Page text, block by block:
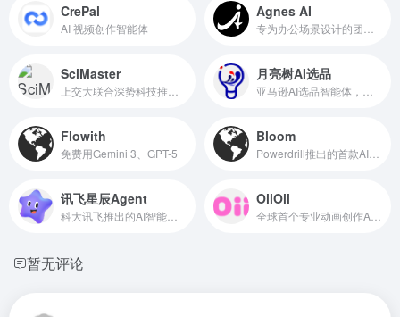
CrePal
AI 视频创作智能体
Agnes AI
SciMaster 月亮树AI选品
Flowith
免费用Gemini 3、GPT-5
Bloom
讯飞星辰Agent OiiOii
暂无评论